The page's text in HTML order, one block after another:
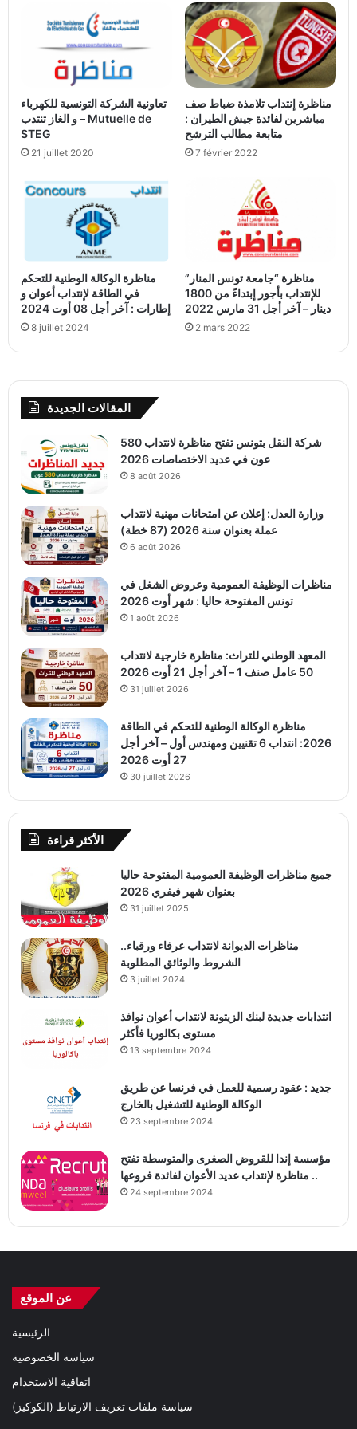
تعاونیة الشركة التونسیة للكھرباء
و الغاز تنتدب – Mutuelle de
STEG
21 juillet 2020
مناظرة إنتداب تلامذة ضباط صف
مباشرين لفائدة جيش الطيران :
متابعة مطالب الترشح
7 février 2022
مناظرة الوكالة الوطنية للتحكم
في الطاقة لإنتداب أعوان و
إطارات : آخر أجل 08 أوت 2024
8 juillet 2024
مناظرة “جامعة تونس المنار”
للإنتداب بأجور إبتداءً من 1800
دينار – آخر أجل 31 مارس 2022
2 mars 2022
المقالات الجديدة
شركة النقل بتونس تفتح مناظرة لانتداب 580
عون في عديد الاختصاصات 2026
8 août 2026
وزارة العدل: إعلان عن امتحانات مهنية لانتداب
عملة بعنوان سنة 2026 (87 خطة)
6 août 2026
مناظرات الوظيفة العمومية وعروض الشغل في
تونس المفتوحة حاليا : شهر أوت 2026
1 août 2026
المعهد الوطني للتراث: مناظرة خارجية لانتداب
50 عامل صنف 1 – آخر أجل 21 أوت 2026
31 juillet 2026
مناظرة الوكالة الوطنية للتحكم في الطاقة
2026: انتداب 6 تقنيين ومهندس أول – آخر أجل
27 أوت 2026
30 juillet 2026
الأكثر قراءة
جميع مناظرات الوظيفة العمومية المفتوحة حاليا
بعنوان شهر فيفري 2026
31 juillet 2025
مناظرات الديوانة لانتداب عرفاء ورقباء..
الشروط والوثائق المطلوبة
3 juillet 2024
انتدابات جديدة لبنك الزيتونة لانتداب أعوان نوافذ
مستوى بكالوريا فأكثر
13 septembre 2024
جديد : عقود رسمية للعمل في فرنسا عن طريق
الوكالة الوطنية للتشغيل بالخارج
23 septembre 2024
مؤسسة إندا للقروض الصغرى والمتوسطة تفتح
مناظرة لإنتداب عديد الأعوان لفائدة فروعها ..
24 septembre 2024
عن الموقع
الرئيسية
سياسة الخصوصية
اتفاقية الاستخدام
سياسة ملفات تعريف الارتباط (الكوكيز)